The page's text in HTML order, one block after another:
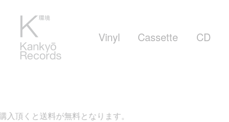
Vinyl Cassette CD
料となります。